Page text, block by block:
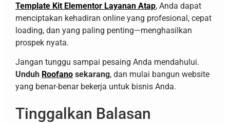
Template Kit Elementor Layanan Atap, Anda dapat
menciptakan kehadiran online yang profesional, cepat
loading, dan yang paling penting—menghasilkan
prospek nyata.
Jangan tunggu sampai pesaing Anda mendahului.
Unduh Roofano sekarang, dan mulai bangun website
yang benar-benar bekerja untuk bisnis Anda.
Tinggalkan Balasan